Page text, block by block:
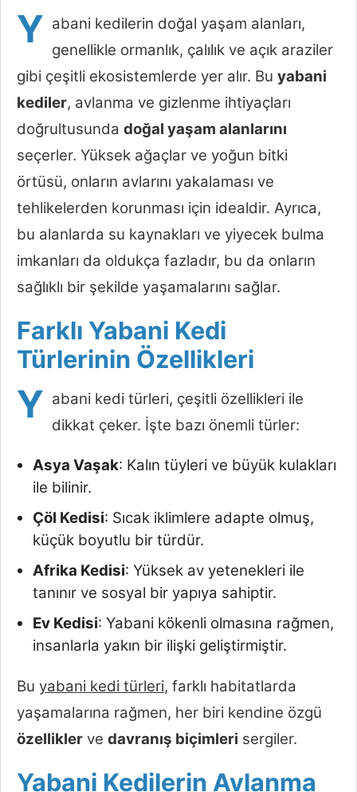
Y abani kedilerin doğal yaşam alanları,
genellikle ormanlık, çalılık ve açık araziler
gibi çeşitli ekosistemlerde yer alır. Bu yabani
kediler, avlanma ve gizlenme ihtiyaçları
doğrultusunda doğal yaşam alanlarını
seçerler. Yüksek ağaçlar ve yoğun bitki
örtüsü, onların avlarını yakalaması ve
tehlikelerden korunması için idealdir. Ayrıca,
bu alanlarda su kaynakları ve yiyecek bulma
imkanları da oldukça fazladır, bu da onların
sağlıklı bir şekilde yaşamalarını sağlar.
Farklı Yabani Kedi
Türlerinin Özellikleri
Y abani kedi türleri, çeşitli özellikleri ile
dikkat çeker. İşte bazı önemli türler:
Asya Vaşak: Kalın tüyleri ve büyük kulakları
ile bilinir.
Çöl Kedisi: Sıcak iklimlere adapte olmuş,
küçük boyutlu bir türdür.
Afrika Kedisi: Yüksek av yetenekleri ile
tanınır ve sosyal bir yapıya sahiptir.
Ev Kedisi: Yabani kökenli olmasına rağmen,
insanlarla yakın bir ilişki geliştirmiştir.
Bu yabani kedi türleri, farklı habitatlarda
yaşamalarına rağmen, her biri kendine özgü
özellikler ve davranış biçimleri sergiler.
Yabani Kedilerin Avlanma